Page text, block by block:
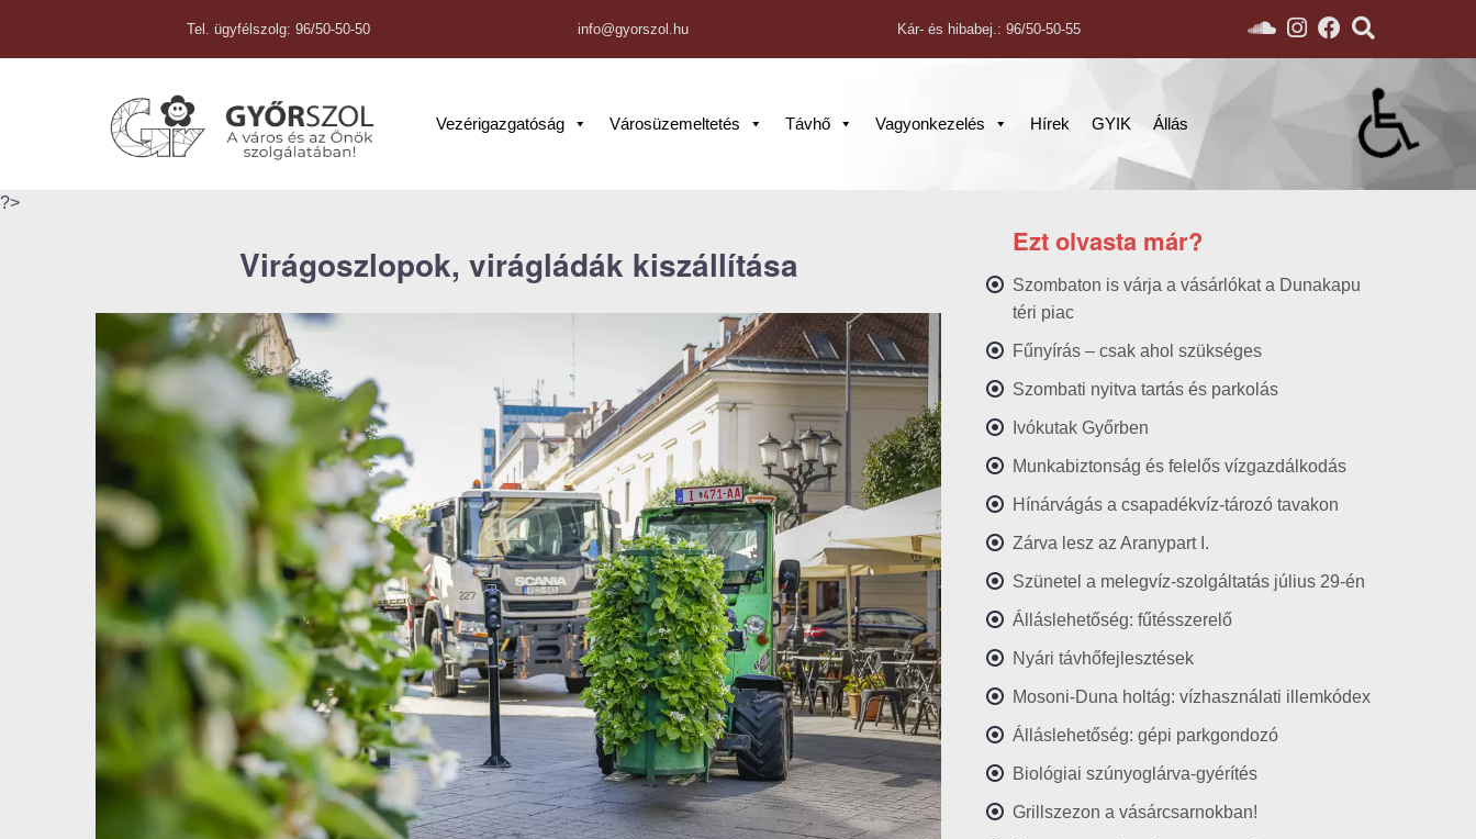
Tel. ügyfélszolg: 96/50-50-50 info@gyorszol.hu Kár- és hibabej.: 96/50-50-55
Vezérigazgatóság Városüzemeltetés Távhő Vagyonkezelés Hírek GYIK Állás
?>
Virágoszlopok, virágládák kiszállítása
Ezt olvasta már?
Szombaton is várja a vásárlókat a Dunakapu
téri piac
Fűnyírás – csak ahol szükséges
Szombati nyitva tartás és parkolás
Ivókutak Győrben
Munkabiztonság és felelős vízgazdálkodás
Hínárvágás a csapadékvíz-tározó tavakon
Zárva lesz az Aranypart I.
Szünetel a melegvíz-szolgáltatás július 29-én
Álláslehetőség: fűtésszerelő
Nyári távhőfejlesztések
Mosoni-Duna holtág: vízhasználati illemkódex
Álláslehetőség: gépi parkgondozó
Biológiai szúnyoglárva-gyérítés
Grillszezon a vásárcsarnokban!